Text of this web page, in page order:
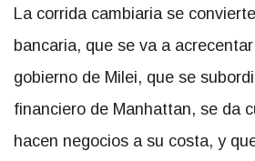
La corrida cambiaria se
bancaria, que se va a
gobierno de Milei, que se
financiero de Manhattan, se da
hacen negocios a su costa, y